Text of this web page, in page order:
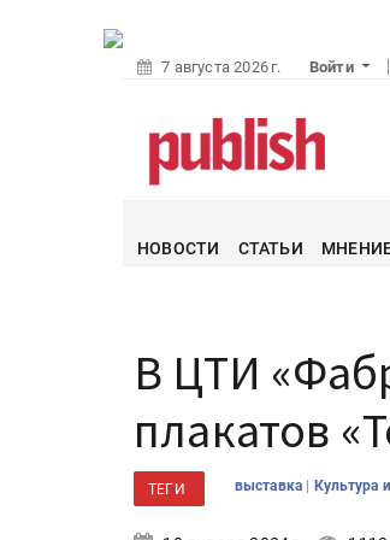
7 августа 2026 г. Войти
НОВОСТИ СТАТЬИ
В ЦТИ
плакатов
ТЕГИ выставка | Культура